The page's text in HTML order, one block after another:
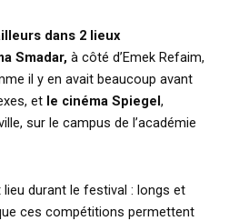
dans 2 lieux
Smadar, à côté d’Emek Refaim,
il y en avait beaucoup avant
et le cinéma Spiegel,
sur le campus de l’académie
durant le festival : longs et
ces compétitions permettent